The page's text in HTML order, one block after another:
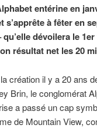
entérine en
à fêter en
dévoilera le
résultat net les 20
création il y a 20 ans
Brin, le conglomérat
a passé un cap
de Mountain View,